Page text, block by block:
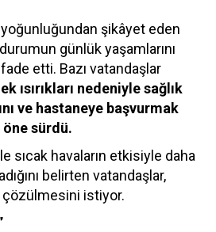
şikâyet eden
günlük yaşamlarını
etti. Bazı vatandaşlar
ısırıkları nedeniyle sağlık
ve hastaneye başvurmak
öne sürdü.
sıcak havaların etkisiyle daha
belirten vatandaşlar,
istiyor.